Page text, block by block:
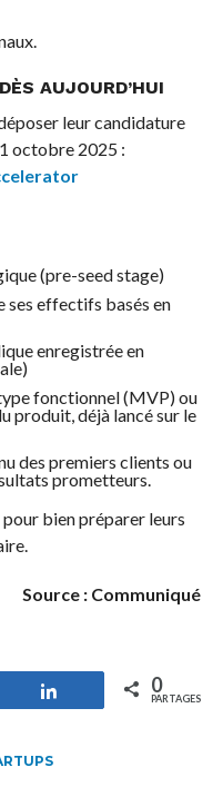
AUJOURD’HUI
leur candidature
octobre 2025 :
(pre-seed stage)
ses effectifs basés en
enregistrée en
fonctionnel (MVP) ou
produit, déjà lancé sur le
des premiers clients ou
prometteurs.
bien préparer leurs
Source : Communiqué
Partagez 0
PARTAGES